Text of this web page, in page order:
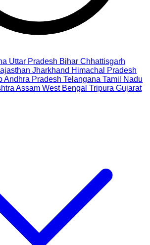
Uttar Pradesh Bihar Chhattisgarh
Jharkhand Himachal Pradesh
Andhra Pradesh Telangana Tamil Nadu
Assam West Bengal Tripura Gujarat